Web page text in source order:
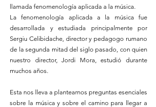
llamada fenomenología aplicada a la música.
La fenomenología aplicada a la música fue
desarrollada y estudiada principalmente por
Sergiu Celibidache, director y pedagogo rumano
de la segunda mitad del siglo pasado, con quien
nuestro director, Jordi Mora, estudió durante
muchos años.
Esta nos lleva a plantearnos preguntas esenciales
sobre la música y sobre el camino para llegar a